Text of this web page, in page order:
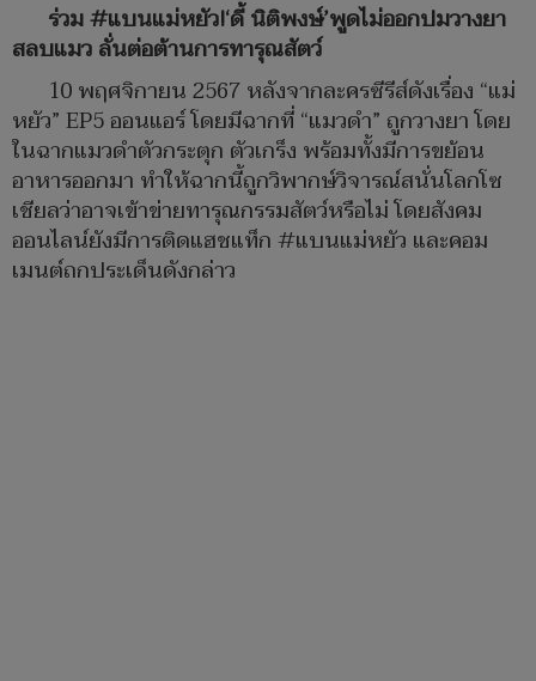
ร่วม #แบนแม่หยัว!‘ดี้ นิติพงษ์’พูดไม่ออกปมวางยา
สลบแมว ลั่นต่อต้านการทารุณสัตว์
10 พฤศจิกายน 2567 หลังจากละครซีรีส์ดังเรื่อง “แม่
หยัว” EP5 ออนแอร์ โดยมีฉากที่ “แมวดำ” ถูกวางยา โดย
ในฉากแมวดำตัวกระตุก ตัวเกร็ง พร้อมทั้งมีการขย้อน
อาหารออกมา ทำให้ฉากนี้ถูกวิพากษ์วิจารณ์สนั่นโลกโซ
เชียลว่าอาจเข้าข่ายทารุณกรรมสัตว์หรือไม่ โดยสังคม
ออนไลน์ยังมีการติดแฮชแท็ก #แบนแม่หยัว และคอม
เมนต์ถกประเด็นดังกล่าว